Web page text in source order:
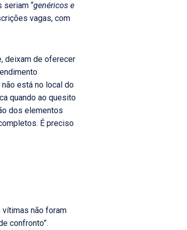
seriam “genéricos e
vagas, com
deixam de oferecer
está no local do
quando ao quesito
dos elementos
É preciso
não foram
confronto”.